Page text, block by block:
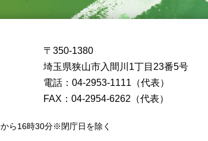
〒350-1380
埼玉県狭山市入間川1丁目23番5号
電話：04-2953-1111（代表）
FAX：04-2954-6262（代表）
ら16時30分※閉庁日を除く